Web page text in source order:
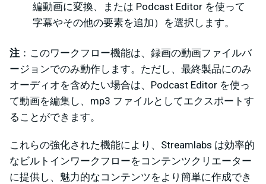
編動画に変換、または Podcast Editor を使って
字幕やその他の要素を追加）を選択します。
注 ：このワークフロー機能は、録画の動画ファイルバ
ージョンでのみ動作します。ただし、最終製品にのみ
オーディオを含めたい場合は、Podcast Editor を使っ
て動画を編集し、mp3 ファイルとしてエクスポートす
ることができます。
これらの強化された機能により、Streamlabs は効率的
なビルトインワークフローをコンテンツクリエーター
に提供し、魅力的なコンテンツをより簡単に作成でき